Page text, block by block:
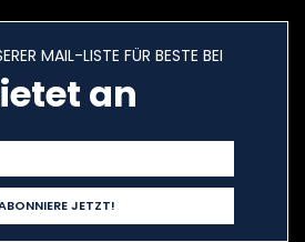
MAIL-LISTE FÜR BESTE BEI
an